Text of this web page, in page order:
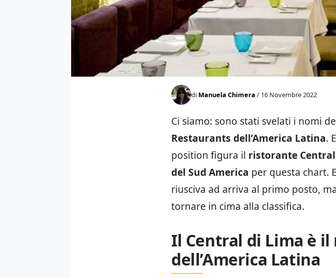
di Manuela Chimera / 16 Novembre 2022
Ci siamo: sono stati svelati i nomi
Restaurants dell’America Latina.
position figura il ristorante
del Sud America per questa chart.
riusciva ad arriva al primo posto,
tornare in cima alla classifica.
Il Central di Lima è
dell’America Latina